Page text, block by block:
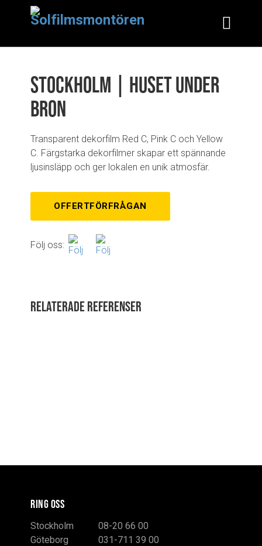
Stockholm | Huset under
bron
Transparent dekorfilm Red C, Pink C och Yellow
C. Färgstarka dekorfilmer skapar ett spännande
ljusinsläpp och ger lokalen en unik atmosfär.
OFFERTFÖRFRÅGAN
Följ oss:
Relaterade referenser
RING OSS
Stockholm
08-20 66 00
Göteborg
031-711 39 00